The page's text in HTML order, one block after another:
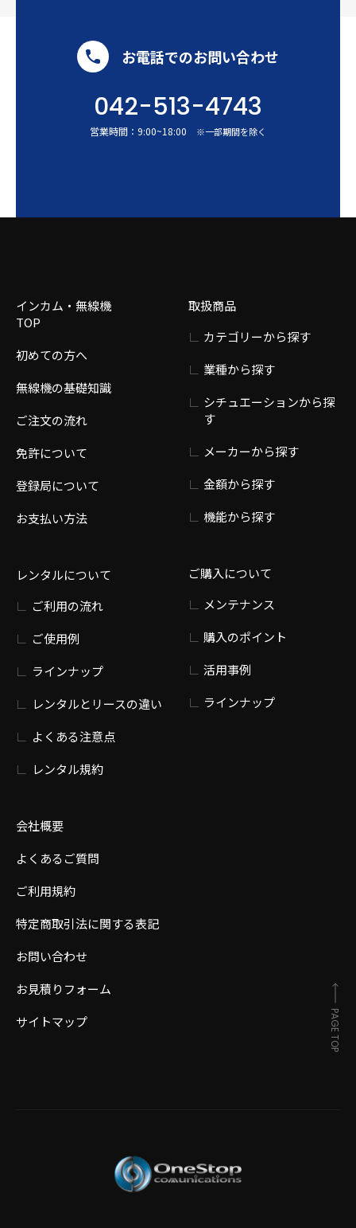
お電話でのお問い合わせ
042-513-4743
営業時間： 9:00~18:00 ※一部期間を除く
インカム・無線機
TOP
初めての方へ
無線機の基礎知識
ご注文の流れ
免許について
登録局について
お支払い方法
レンタルについて
ご利用の流れ
ご使用例
ラインナップ
レンタルとリースの違い
よくある注意点
レンタル規約
会社概要
よくあるご質問
ご利用規約
特定商取引法に関する表記
お問い合わせ
お見積りフォーム
サイトマップ
取扱商品
カテゴリーから探す
業種から探す
シチュエーションから探
す
メーカーから探す
金額から探す
機能から探す
ご購入について
メンテナンス
購入のポイント
活用事例
ラインナップ
PAGE TOP